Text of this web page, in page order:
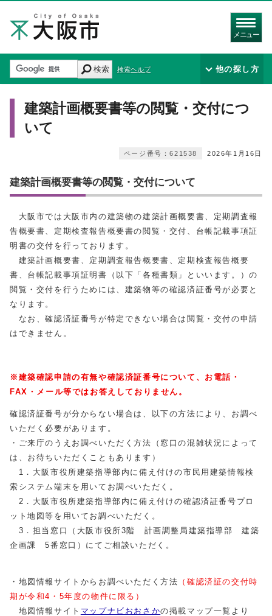
メニュー
検索 検索ヘルプ 他の探し方
建築計画概要書等の閲覧・交付につ
いて
2026年1月16日
ページ番号：621538
建築計画概要書等の閲覧・交付について
大阪市では大阪市内の建築物の建築計画概要書、定期調査報
告概要書、定期検査報告概要書の閲覧・交付、台帳記載事項証
明書の交付を行っております。
建築計画概要書、定期調査報告概要書、定期検査報告概要
書、台帳記載事項証明書（以下「各種書類」といいます。）の
閲覧・交付を行うためには、建築物等の確認済証番号が必要と
なります。
なお、確認済証番号が特定できない場合は閲覧・交付の申請
はできません。
※建築確認申請の有無や確認済証番号について、お電話・
FAX・メール等ではお答えしておりません。
確認済証番号が分からない場合は、以下の方法により、お調べ
いただく必要があります。
・ご来庁のうえお調べいただく方法（窓口の混雑状況によって
は、お待ちいただくこともあります）
1．大阪市役所建築指導部内に備え付けの市民用建築情報検
索システム端末を用いてお調べいただく。
2．大阪市役所建築指導部内に備え付けの確認済証番号プロ
ット地図等を用いてお調べいただく。
3．担当窓口（大阪市役所3階 計画調整局建築指導部 建築
企画課 5番窓口）にてご相談いただく。
・地図情報サイトからお調べいただく方法 （確認済証の交付時
期が令和4・5年度の物件に限る）
地図情報サイト マップナビおおさかの掲載マップ一覧より